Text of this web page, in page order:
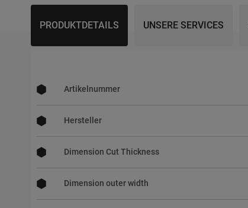
the
images
PRODUKTDETAILS
InformationenArtikelnummer
Hersteller
Dimension Cut Thickness
Dimension outer width
UNSERE SERVICES